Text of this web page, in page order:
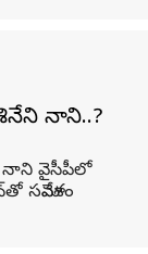
నాని..?
నాని వైసీపీలో
సమావేశం